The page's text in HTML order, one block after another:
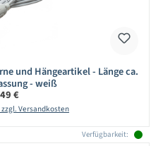
und Hängeartikel - Länge ca.
- weiß
Preis:
€
Versandkosten
Verfügbarkeit: